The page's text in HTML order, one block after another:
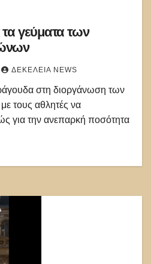
γεύματα των
ΔΕΚΈΛΕΙΑ NEWS
στη διοργάνωση των
τους αθλητές να
για την ανεπαρκή ποσότητα